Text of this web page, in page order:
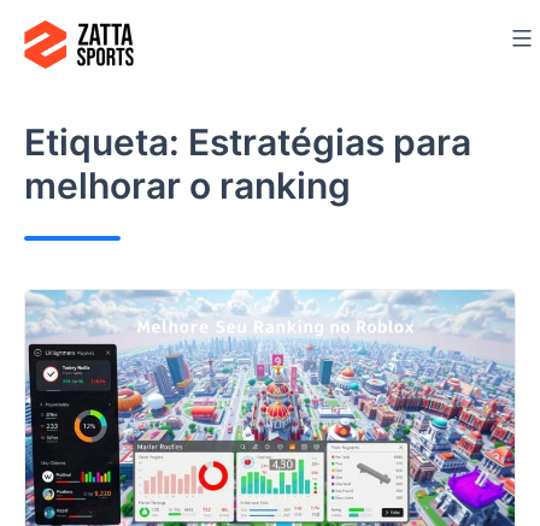
saltar
Etiqueta: Estratégias para
melhorar o ranking